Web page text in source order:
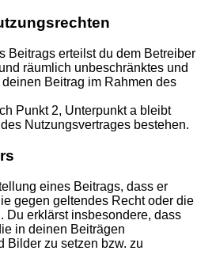
Beitrags erteilst du dem Betreiber
räumlich unbeschränktes und
Beitrag im Rahmen des
Punkt 2, Unterpunkt a bleibt
Nutzungsvertrages bestehen.
eines Beitrags, dass er
gegen geltendes Recht oder die
Du erklärst insbesondere, dass
in deinen Beiträgen
Bilder zu setzen bzw. zu